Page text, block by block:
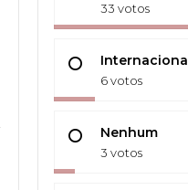
33 votos
Internacional
6 votos
Nenhum
3 votos